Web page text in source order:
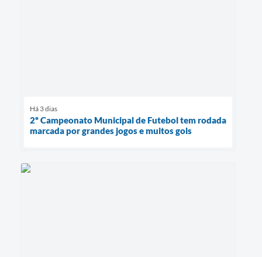
Há 3 dias
2º Campeonato Municipal de Futebol tem rodada
marcada por grandes jogos e muitos gols